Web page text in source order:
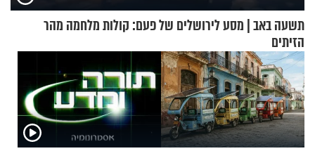
תשעה באב | מסע לירושלים של פעם: קולות מלחמה מהר
הזיתים